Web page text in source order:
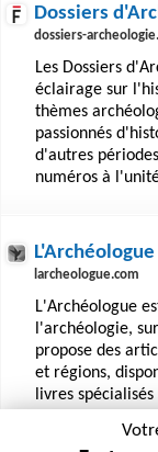
Dossiers
dossiers-
Les Dossiers
éclairage sur
thèmes
passionnés
d'autres
numéros à
L'Archéologue
larcheologue.com
L'Archéologue
l'archéologie,
propose des
et régions,
livres